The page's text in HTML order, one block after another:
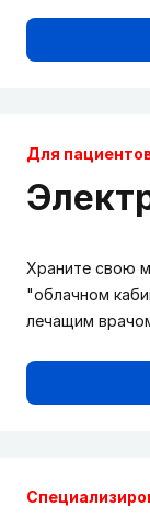
Для
Храните свою
"облачном
лечащим